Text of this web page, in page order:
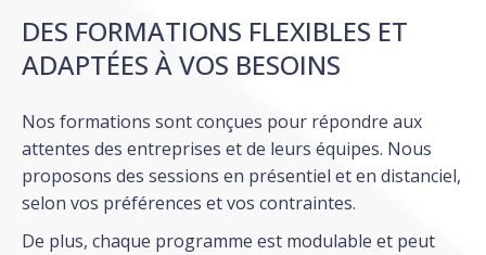
DES FORMATIONS FLEXIBLES ET
ADAPTÉES À VOS BESOINS
Nos formations sont conçues pour répondre aux
attentes des entreprises et de leurs équipes. Nous
proposons des sessions en présentiel et en distanciel,
selon vos préférences et vos contraintes.
De plus, chaque programme est modulable et peut